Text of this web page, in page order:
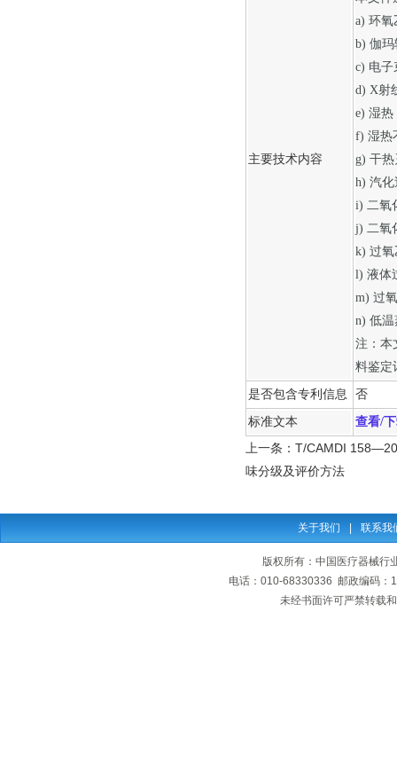
主要技术内容
a) 环氧
b) 伽
c) 电子
d) X射
e) 湿
f) 湿热
g) 干
h) 汽
i) 二氧
j) 二氧
k) 过氧
l) 液体
m) 过
n) 低
注：本
料鉴定
是否包含专利信息 否
标准文本 查看/
上一条： T/CAMDI
味分级及评价方法
关于我们 联系我
版权所有：中国医疗器械行
电话：010-68330336 邮政编码：
未经书面许可严禁转载